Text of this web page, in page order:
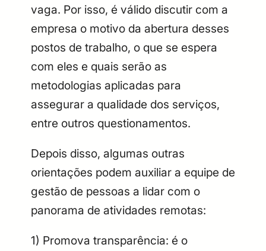
vaga. Por isso, é válido discutir com a
empresa o motivo da abertura desses
postos de trabalho, o que se espera
com eles e quais serão as
metodologias aplicadas para
assegurar a qualidade dos serviços,
entre outros questionamentos.
Depois disso, algumas outras
orientações podem auxiliar a equipe de
gestão de pessoas a lidar com o
panorama de atividades remotas:
1) Promova transparência: é o